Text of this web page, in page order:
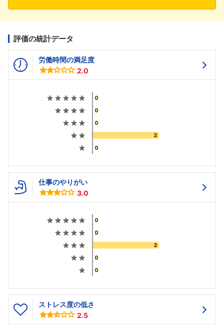
評価の統計データ
労働時間の満足度
2.0
仕事のやりがい
3.0
ストレス度の低さ
2.5